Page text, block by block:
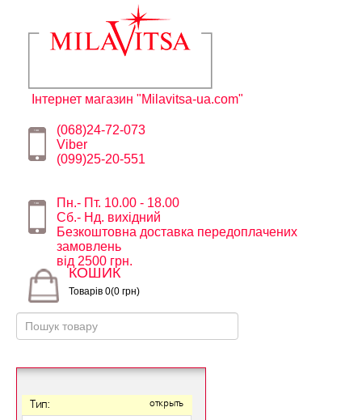
Інтернет магазин "Milavitsa-ua.com"
(068)24-72-073
Viber
(099)25-20-551
Пн.- Пт. 10.00 - 18.00
Сб.- Нд. вихідний
Безкоштовна доставка передоплачених
замовлень
від 2500 грн.
КОШИК
Товарів 0(0 грн)
Тип: открыть